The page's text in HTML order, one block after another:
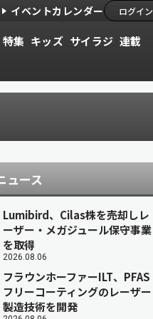
イベントカレンダー ログイン
特集 キッズ サイラジ 連載
ュース
Lumibird、Cilas株を売却しレ
ーザー・メガジュール保守事業
を取得
2026.08.06
フラウンホーファーILT、PFAS
フリーコーティングのレーザー
製造技術を開発